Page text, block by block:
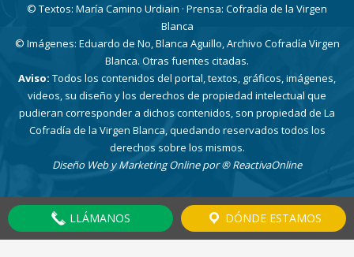
© Textos: María Camino Urdiain · Prensa: Cofradía de la Virgen
Blanca
© Imágenes: Eduardo de No, Blanca Aguillo, Archivo Cofradía Virgen
Blanca. Otras fuentes citadas.
Aviso: Todos los contenidos del portal, textos, gráficos, imágenes,
videos, su diseño y los derechos de propiedad intelectual que
pudieran corresponder a dichos contenidos, son propiedad de La
Cofradía de la Virgen Blanca, quedando reservados todos los
derechos sobre los mismos.
Diseño Web y Marketing Online por® ReactivaOnline
LLÁMANOS DÓNDE ESTAMOS